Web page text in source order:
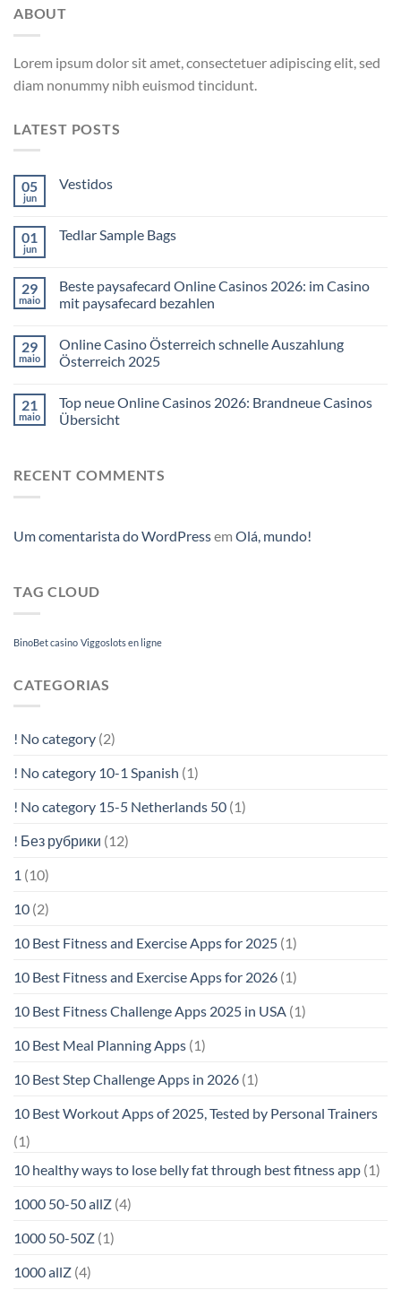
ABOUT
Lorem ipsum dolor sit amet, consectetuer adipiscing elit, sed
diam nonummy nibh euismod tincidunt.
LATEST POSTS
05
jun
Vestidos
01
jun
Tedlar Sample Bags
29
maio
Beste paysafecard Online Casinos 2026: im Casino
mit paysafecard bezahlen
29
maio
Online Casino Österreich schnelle Auszahlung
Österreich 2025
21
maio
Top neue Online Casinos 2026: Brandneue Casinos
Übersicht
RECENT COMMENTS
Um comentarista do WordPressem Olá, mundo!
TAG CLOUD
BinoBet casino Viggoslots en ligne
CATEGORIAS
! No category (2)
! No category 10-1 Spanish (1)
! No category 15-5 Netherlands 50 (1)
! Без рубрики (12)
1 (10)
10 (2)
10 Best Fitness and Exercise Apps for 2025 (1)
10 Best Fitness and Exercise Apps for 2026 (1)
10 Best Fitness Challenge Apps 2025 in USA (1)
10 Best Meal Planning Apps (1)
10 Best Step Challenge Apps in 2026 (1)
10 Best Workout Apps of 2025, Tested by Personal Trainers
(1)
10 healthy ways to lose belly fat through best fitness app (1)
1000 50-50 allZ (4)
1000 50-50Z (1)
1000 allZ (4)